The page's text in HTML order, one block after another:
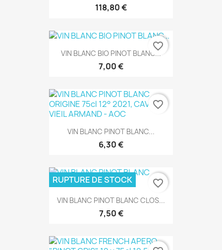
118,80 €
VIN BLANC BIO PINOT BLANC...
7,00 €
favorite_border
VIN BLANC PINOT BLANC...
6,30 €
favorite_border
VIN BLANC PINOT BLANC CLOS...
7,50 €
RUPTURE DE STOCK favorite_border